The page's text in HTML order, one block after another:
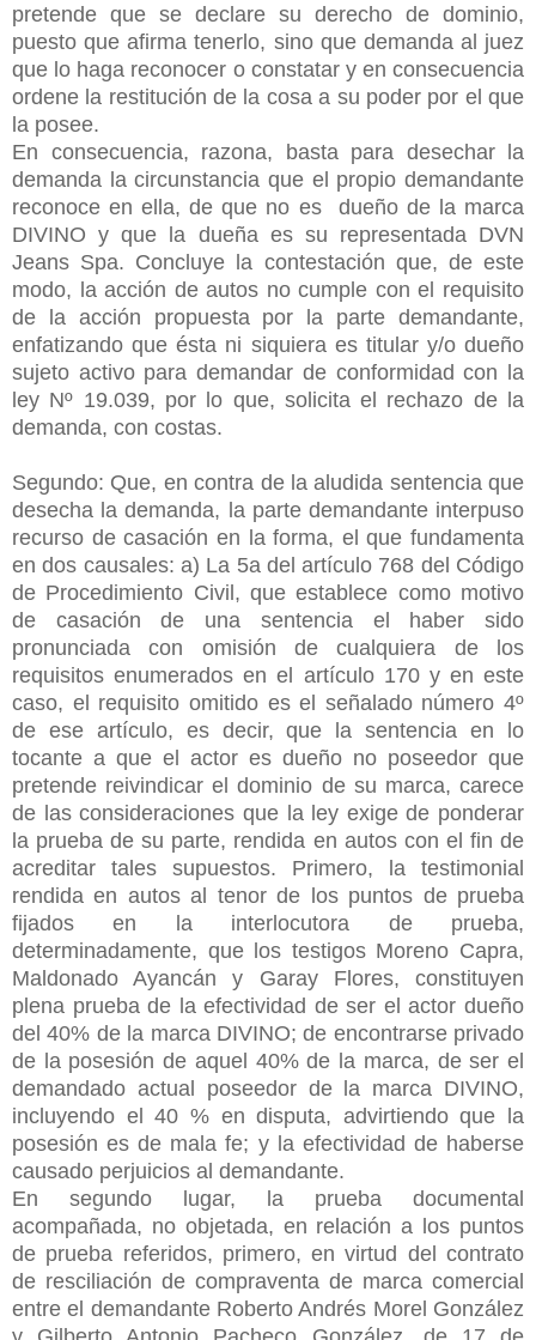
pretende que se declare su derecho de dominio,
puesto que afirma tenerlo, sino que demanda al juez
que lo haga reconocer o constatar y en consecuencia
ordene la restitución de la cosa a su poder por el que
la posee.
En consecuencia, razona, basta para desechar la
demanda la circunstancia que el propio demandante
reconoce en ella, de que no es dueño de la marca
DIVINO y que la dueña es su representada DVN
Jeans Spa. Concluye la contestación que, de este
modo, la acción de autos no cumple con el requisito
de la acción propuesta por la parte demandante,
enfatizando que ésta ni siquiera es titular y/o dueño
sujeto activo para demandar de conformidad con la
ley Nº 19.039, por lo que, solicita el rechazo de la
demanda, con costas.
Segundo: Que, en contra de la aludida sentencia que
desecha la demanda, la parte demandante interpuso
recurso de casación en la forma, el que fundamenta
en dos causales: a) La 5a del artículo 768 del Código
de Procedimiento Civil, que establece como motivo
de casación de una sentencia el haber sido
pronunciada con omisión de cualquiera de los
requisitos enumerados en el artículo 170 y en este
caso, el requisito omitido es el señalado número 4º
de ese artículo, es decir, que la sentencia en lo
tocante a que el actor es dueño no poseedor que
pretende reivindicar el dominio de su marca, carece
de las consideraciones que la ley exige de ponderar
la prueba de su parte, rendida en autos con el fin de
acreditar tales supuestos. Primero, la testimonial
rendida en autos al tenor de los puntos de prueba
fijados en la interlocutora de prueba,
determinadamente, que los testigos Moreno Capra,
Maldonado Ayancán y Garay Flores, constituyen
plena prueba de la efectividad de ser el actor dueño
del 40% de la marca DIVINO; de encontrarse privado
de la posesión de aquel 40% de la marca, de ser el
demandado actual poseedor de la marca DIVINO,
incluyendo el 40 % en disputa, advirtiendo que la
posesión es de mala fe; y la efectividad de haberse
causado perjuicios al demandante.
En segundo lugar, la prueba documental
acompañada, no objetada, en relación a los puntos
de prueba referidos, primero, en virtud del contrato
de resciliación de compraventa de marca comercial
entre el demandante Roberto Andrés Morel González